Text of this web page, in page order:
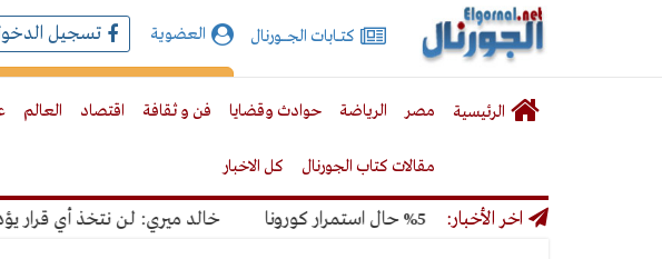
الجورنال
نت
كتـــابات الجـــــورنال العضوية تسجيل
الرئيسية مصر الرياضة حوادث وقضايا فن و ثقافة اقتصاد العالم
مقالات كتاب الجورنال كل الاخبار
اخر الأخبار:
بنسبة 50% حال استمرار كورونا خالد ميري: لن نتخذ أي قرار يؤدي